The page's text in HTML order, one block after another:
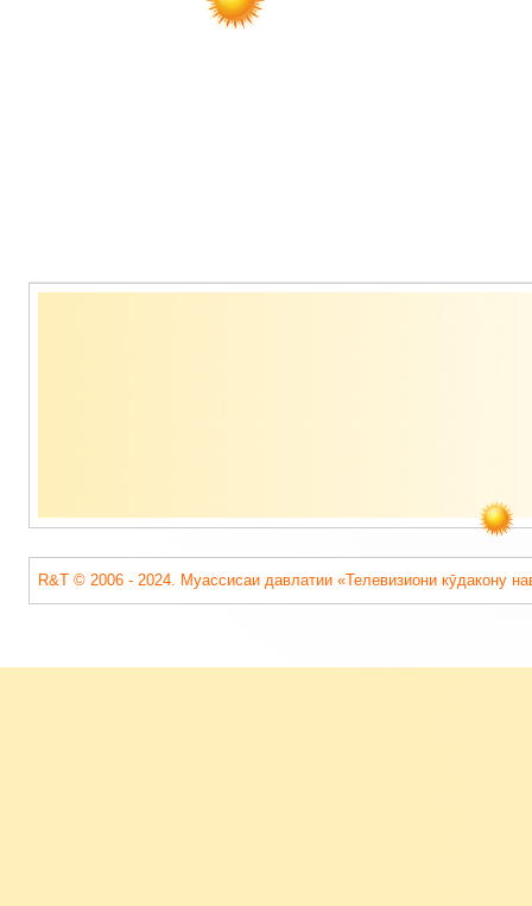
Содержимое
R&T © 2006 - 2024. Муассисаи давлатии «Телевизиони кӯдакону